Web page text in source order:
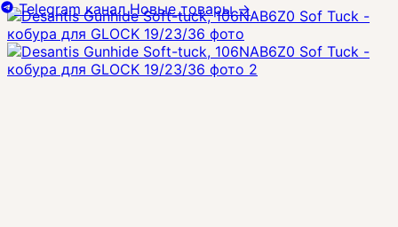
Telegram канал Новые товары→